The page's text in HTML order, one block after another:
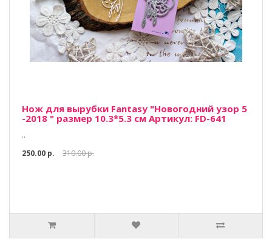
Нож для вырубки Fantasy "Новогодний узор 5
-2018 " размер 10.3*5.3 см Артикул: FD-641
..
250.00 р.
310.00 р.